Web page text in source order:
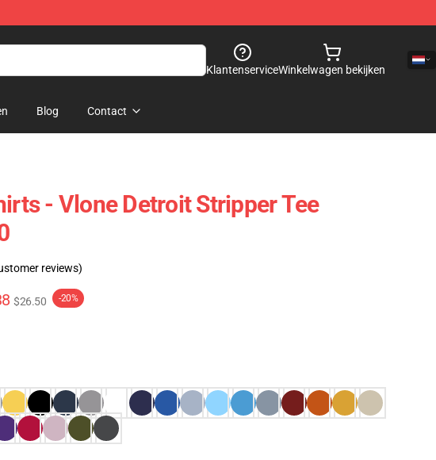
KlantenserviceWinkelwagen bekijken
Blog Contact
- Vlone Detroit Stripper Tee
reviews)
$26.50 -20%